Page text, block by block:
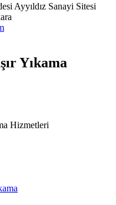
Ayyıldız Sanayi Sitesi
Yıkama
Hizmetleri